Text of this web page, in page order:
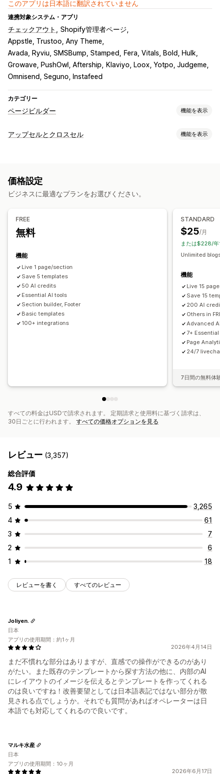
このアプリは日本語に翻訳されていません
連携対象システム・アプリ
チェックアウト
Shopify管理者ページ
Appstle, Trustoo, Any Theme
Avada, Ryviu, SMSBump, Stamped
Fera, Vitals, Bold, Hulk
Growave, PushOwl, Aftership
Klaviyo, Loox, Yotpo, Judgeme
Omnisend, Seguno, Instafeed
カテゴリー
ページビルダー 機能を表示
ページの種類
クイックビュー
プレスページ 採用情報ページ 法的事項ページ
テーマセクション
編集ツール
インポートとエクスポート
ページの保存 ページの下書き
グローバルセクション
カスタムフォント
カスタムコード スニペット
SEO
モバイル対応 遅延読み込み
監査
レポート 分析 追跡
アップセルとクロスセル 機能を表示
進捗バー ワンクリックアドオン
カートドロワー ポップアップ カスタムCSS
オファーとおすすめ
配送保証
よく同時購入される商品
バンドル
AIによるおすすめ
分析
A/Bテスト
クリックスルー率
おすすめ情報のパフォーマンス
ファネルのパフォーマンス
価格設定
ビジネスに最適なプランをお選びください。
FREE
無料
機能
Live 1 page/section
Save 5 templates
50 AI credits
Essential AI tools
Section builder, Footer
Basic templates
100+ integrations
STANDARD
$25/月
または$228/
Unlimited
機能
Live 15
Save 15
200 AI
Others in
Advanced
7+
Page
24/7
7日間の無料体
すべての料金はUSDで請求されます。 定期請求と使用料に基づく請求は、
30日ごとに行われます。 すべての価格オプションを見る
レビュー (3,357)
総合評価
4.9
5
3,265
4
61
3
7
2
6
1
18
レビューを書く すべてのレビュー
2026年4月14日
まだ不慣れな部分はありますが、直感での操作ができるのがあり
がたい。また既存のテンプレートから探す方法の他に、内部のAI
にレイアウトのイメージを伝えるとテンプレートを作ってくれる
のは良いですね！改善要望としては日本語表記ではない部分が散
見される点でしょうか。それでも質問があればオペレーターは日
本語でも対応してくれるので良いです。
Joliyen.
日本
アプリの使用期間：約1ヶ月
2026年6月17日
マルキ水産
日本
アプリの使用期間：10ヶ月